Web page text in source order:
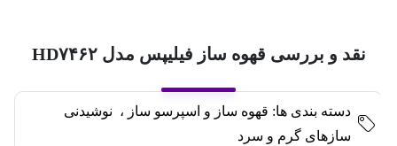
نقد و بررسی قهوه ساز فیلیپس مدل HD۷۴۶۲
دسته بندی ها: قهوه ساز و اسپرسو ساز ،
نوشیدنی
سازهای گرم و سرد